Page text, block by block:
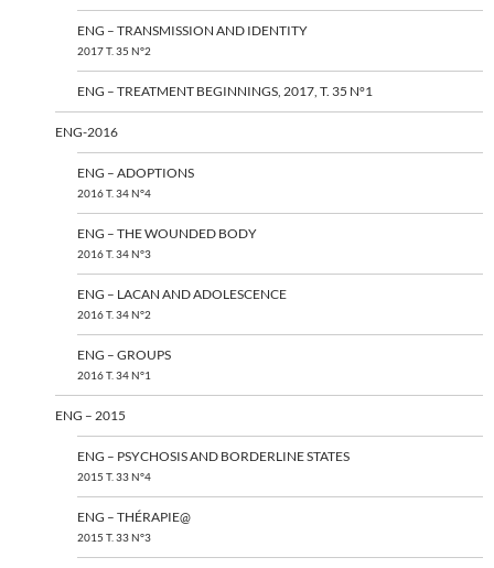
ENG – TRANSMISSION AND IDENTITY
2017 T. 35 N°2
ENG – TREATMENT BEGINNINGS, 2017, T. 35 N°1
ENG-2016
ENG – ADOPTIONS
2016 T. 34 N°4
ENG – THE WOUNDED BODY
2016 T. 34 N°3
ENG – LACAN AND ADOLESCENCE
2016 T. 34 N°2
ENG – GROUPS
2016 T. 34 N°1
ENG – 2015
ENG – PSYCHOSIS AND BORDERLINE STATES
2015 T. 33 N°4
ENG – THÉRAPIE@
2015 T. 33 N°3